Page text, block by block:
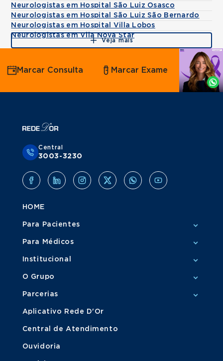
Neurologistas em Hospital São Luiz Osasco
Neurologistas em Hospital São Luiz São Bernardo
Neurologistas em Hospital Villa Lobos
Neurologistas em Vila Nova Star
Veja mais
Agende
por
Whatsapp
Marcar Consulta Marcar Exame
Central
3003-3230
HOME
Para Pacientes
Para Médicos
Institucional
O Grupo
Parcerias
Aplicativo Rede D'Or
Central de Atendimento
Ouvidoria